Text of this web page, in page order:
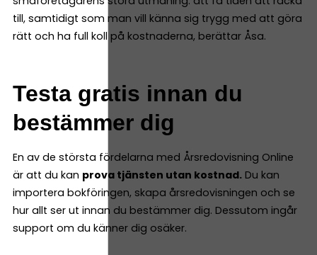
till, samtidigt som man vill känna sig trygg med att göra
rätt och ha full koll på kostnaderna, berättar Åsa.
Testa gratis innan du
bestämmer dig
En av de största fördelarna med Årsredovisning Online
är att du kan prova tjänsten utan kostnad. Du kan
importera bokföringen, skapa årsredovisningen och se
hur allt ser ut innan du bestämmer dig. Dessutom ingår
support om du känner dig osäker.